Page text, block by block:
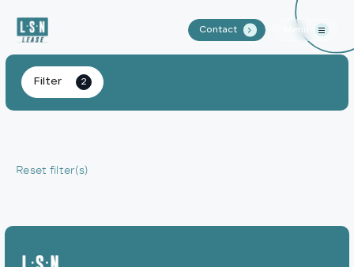
Contact . Menu
Aanbod
Contact
Filter 2
Reset filter(s)